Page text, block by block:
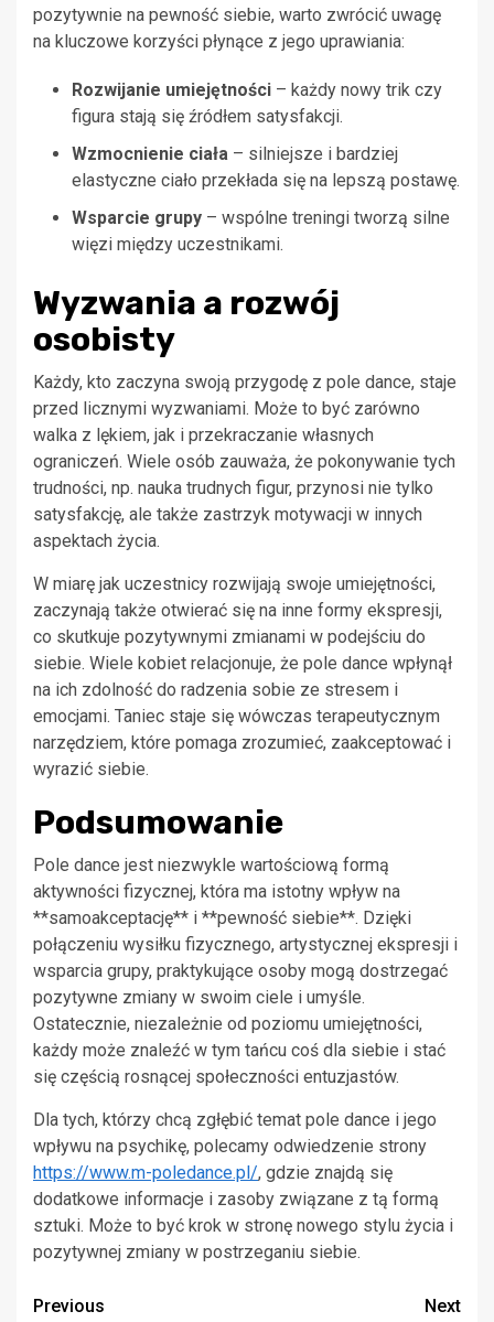
pozytywnie na pewność siebie, warto zwrócić uwagę
na kluczowe korzyści płynące z jego uprawiania:
Rozwijanie umiejętności – każdy nowy trik czy
figura stają się źródłem satysfakcji.
Wzmocnienie ciała – silniejsze i bardziej
elastyczne ciało przekłada się na lepszą postawę.
Wsparcie grupy – wspólne treningi tworzą silne
więzi między uczestnikami.
Wyzwania a rozwój
osobisty
Każdy, kto zaczyna swoją przygodę z pole dance, staje
przed licznymi wyzwaniami. Może to być zarówno
walka z lękiem, jak i przekraczanie własnych
ograniczeń. Wiele osób zauważa, że pokonywanie tych
trudności, np. nauka trudnych figur, przynosi nie tylko
satysfakcję, ale także zastrzyk motywacji w innych
aspektach życia.
W miarę jak uczestnicy rozwijają swoje umiejętności,
zaczynają także otwierać się na inne formy ekspresji,
co skutkuje pozytywnymi zmianami w podejściu do
siebie. Wiele kobiet relacjonuje, że pole dance wpłynął
na ich zdolność do radzenia sobie ze stresem i
emocjami. Taniec staje się wówczas terapeutycznym
narzędziem, które pomaga zrozumieć, zaakceptować i
wyrazić siebie.
Podsumowanie
Pole dance jest niezwykle wartościową formą
aktywności fizycznej, która ma istotny wpływ na
**samoakceptację** i **pewność siebie**. Dzięki
połączeniu wysiłku fizycznego, artystycznej ekspresji i
wsparcia grupy, praktykujące osoby mogą dostrzegać
pozytywne zmiany w swoim ciele i umyśle.
Ostatecznie, niezależnie od poziomu umiejętności,
każdy może znaleźć w tym tańcu coś dla siebie i stać
się częścią rosnącej społeczności entuzjastów.
Dla tych, którzy chcą zgłębić temat pole dance i jego
wpływu na psychikę, polecamy odwiedzenie strony
https://www.m-poledance.pl/, gdzie znajdą się
dodatkowe informacje i zasoby związane z tą formą
sztuki. Może to być krok w stronę nowego stylu życia i
pozytywnej zmiany w postrzeganiu siebie.
Continue
Previous
Next